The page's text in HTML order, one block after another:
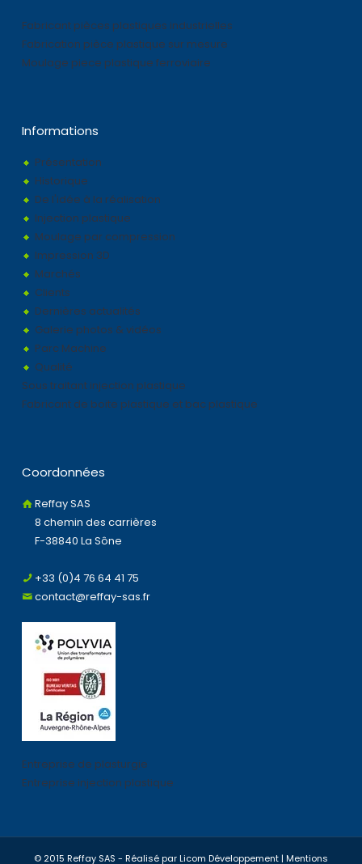
Fabricant pièces plastiques industrielles
Fabrication pièce plastique sur mesure
Moulage piece plastique ferroviaire
Informations
Présentation
Historique
De l'idée à la réalisation
Injection plastique
Moulage par compression
Impression 3D
Marchés
Clients
Dernières actualités
Galerie photos & vidéos
Parc Machine
Qualité
Sous traitant injection plastique
Fabricant de boite plastique et bac plastique
Coordonnées
Reffay SAS
8 chemin des carrières
F-38840 La Sône
+33 (0)4 76 64 41 75
contact@reffay-sas.fr
Entreprise de plasturgie
Entreprise injection plastique
© 2015 Reffay SAS - Réalisé par Licom Développement | Mentions